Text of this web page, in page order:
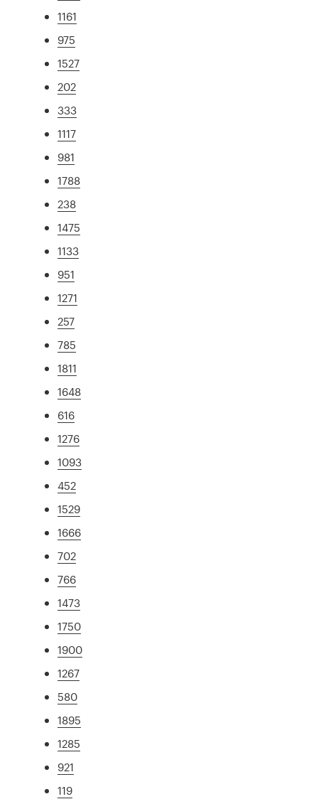
1161
975
1527
202
333
1117
981
1788
238
1475
1133
951
1271
257
785
1811
1648
616
1276
1093
452
1529
1666
702
766
1473
1750
1900
1267
580
1895
1285
921
119